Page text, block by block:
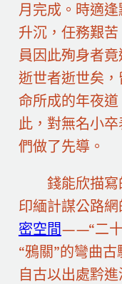
月完成。時適
升沉，任務艱
員因此殉身者
逝世者逝世矣
命所成的年夜
此，對無名小
們做了先導。
錢能欣描
印緬計謀公路
密空間——“二十
“鴉關”的彎曲
自古以出處黔